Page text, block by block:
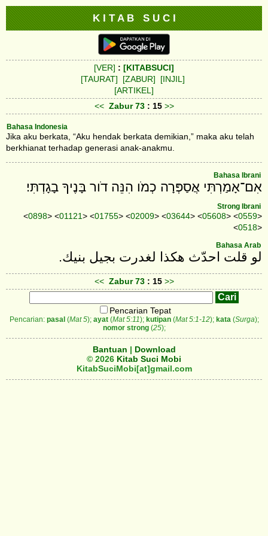
K I T A B S U C I
[VER] : [KITABSUCI]
[TAURAT]
[ZABUR]
[INJIL]
[ARTIKEL]
<< Zabur 73 : 15 >>
Bahasa Indonesia
Jika aku berkata, “Aku hendak berkata demikian,” maka aku telah
berkhianat terhadap generasi anak-anakmu.
Bahasa Ibrani
אִם־אָמַרְתִּי אֲסַפְּרָה כְמֹו הִנֵּה דֹור בָּנֶיךָ בָגָדְתִּי׃
Strong Ibrani
<0898> <01121> <01755> <02009> <03644> <05608> <0559>
<0518>
Bahasa Arab
<< Zabur 73 : 15 >>
Pencarian Tepat
Pencarian: pasal(Mat 5); ayat(Mat 5:11); kutipan(Mat 5:1-12); kata (Surga);
nomor strong(25);
Bantuan | Download
© 2026 Kitab Suci Mobi
KitabSuciMobi[at]gmail.com